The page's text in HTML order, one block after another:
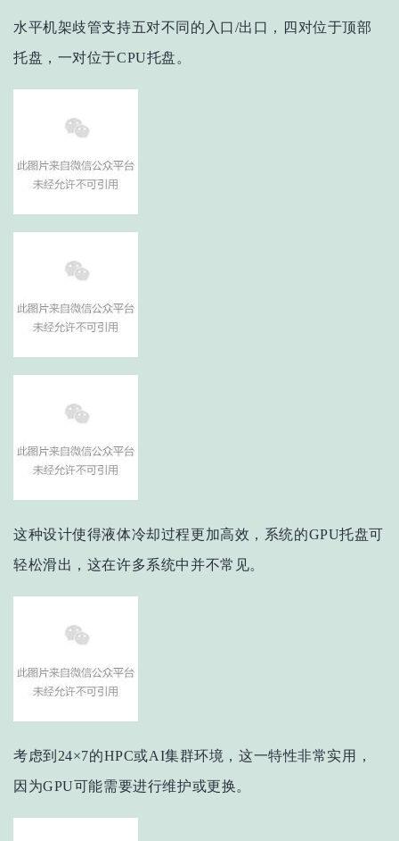
水平机架歧管支持五对不同的 入口/出口，四对位于顶部
托盘，一对位于CPU托盘。
这种设计使得液体冷却过程更加高效， 系统的GPU托盘可
轻松滑出，这在许多系统中并不常见。
考虑到24×7的HPC或AI集群环境，这一特性非常实用，
因为GPU可能需要进行维护或更换。